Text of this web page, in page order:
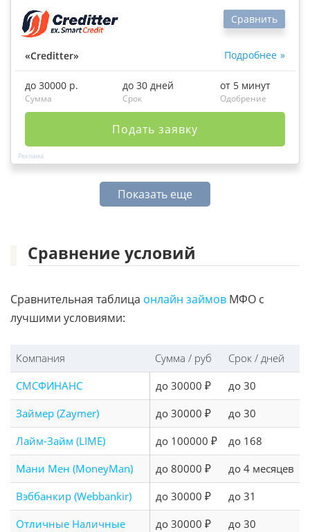
«Creditter» Подробнее
Сравнить
до 30000 р.
Сумма
до 30 дней
Срок
от 5 минут
Одобрение
Подать заявку
Показать еще
Сравнение условий
Сравнительная таблица онлайн займов МФО с
лучшими условиями:
Компания Сумма / руб Срок / дней
СМСФИНАНС
до 30000 ₽ до 30
Займер (Zaymer)
до 30000 ₽ до 30
Лайм-Займ (LIME)
до 100000 ₽ до 168
Мани Мен (MoneyMan)
до 80000 ₽ до 4 месяцев
Вэббанкир (Webbankir)
до 30000 ₽ до 31
Отличные Наличные
до 30000 ₽ до 30